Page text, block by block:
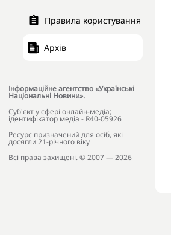
Правила користування
Архів
Інформаційне агентство «Українські
Національні Новини».
Cуб'єкт у сфері онлайн-медіа;
ідентифікатор медіа - R40-05926
Ресурс призначений для осіб, які
досягли 21-річного віку
Всі права захищені. © 2007 — 2026